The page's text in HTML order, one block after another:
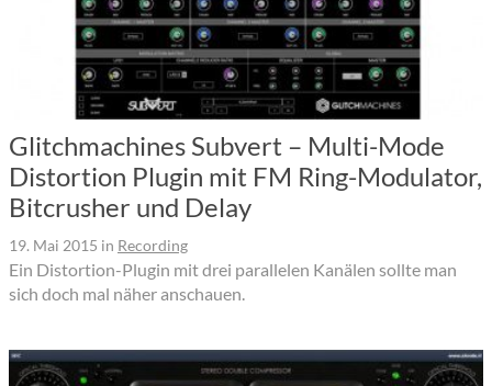
Glitchmachines Subvert – Multi-Mode
Distortion Plugin mit FM Ring-Modulator,
Bitcrusher und Delay
19. Mai 2015 in Recording
Ein Distortion-Plugin mit drei parallelen Kanälen sollte man
sich doch mal näher anschauen.